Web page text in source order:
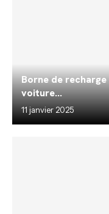
Borne de
voiture...
11 janvier 2025